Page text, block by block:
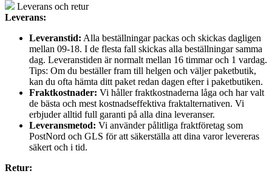
Leverans och retur
Leverans:
Leveranstid: Alla beställningar packas och skickas dagligen
mellan 09-18. I de flesta fall skickas alla beställningar samma
dag. Leveranstiden är normalt mellan 16 timmar och 1 vardag.
Tips: Om du beställer fram till helgen och väljer paketbutik,
kan du ofta hämta ditt paket redan dagen efter i paketbutiken.
Fraktkostnader: Vi håller fraktkostnaderna låga och har valt
de bästa och mest kostnadseffektiva fraktalternativen. Vi
erbjuder alltid full garanti på alla dina leveranser.
Leveransmetod: Vi använder pålitliga fraktföretag som
PostNord och GLS för att säkerställa att dina varor levereras
säkert och i tid.
Retur: